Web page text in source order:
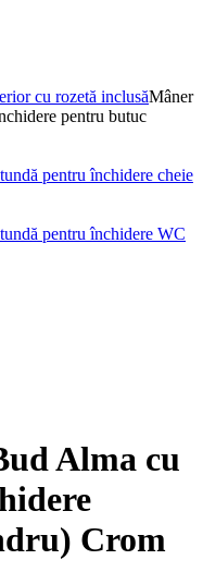
cu rozetă inclusăMâner
pentru butuc
pentru închidere cheie
pentru închidere WC
Alma cu
Crom